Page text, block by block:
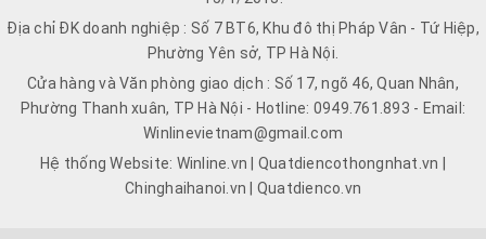
Địa chỉ ĐK doanh nghiệp : Số 7 BT6, Khu đô thị Pháp Vân - Tứ Hiệp,
Phường Yên sở, TP Hà Nội.
Cửa hàng và Văn phòng giao dịch : Số 17, ngõ 46, Quan Nhân,
Phường Thanh xuân, TP Hà Nội - Hotline: 0949.761.893 - Email:
Winlinevietnam@gmail.com
Hệ thống Website: Winline.vn | Quatdiencothongnhat.vn |
Chinghaihanoi.vn | Quatdienco.vn